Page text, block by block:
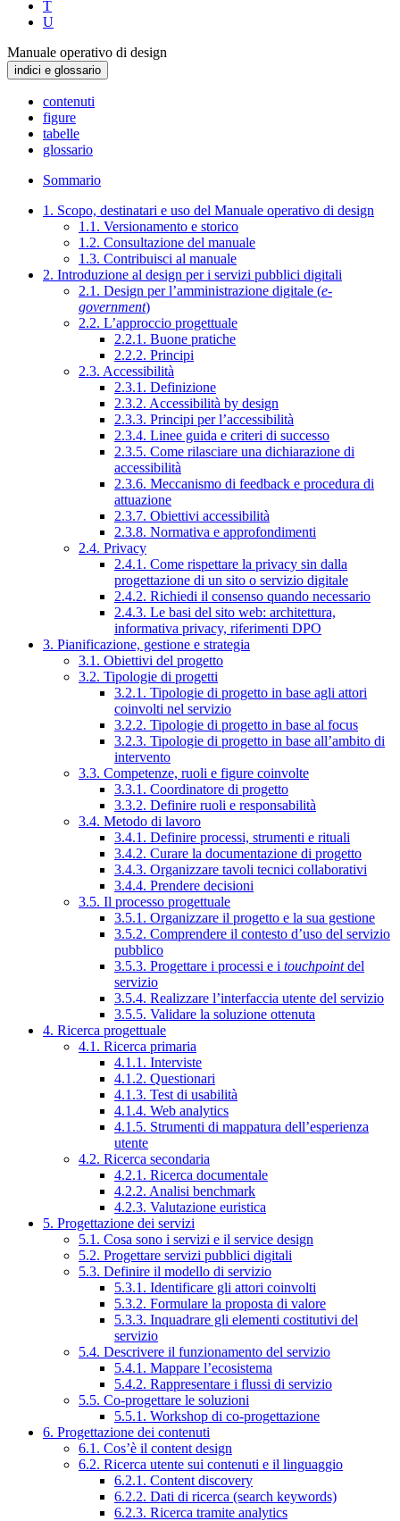
T
U
Manuale operativo di design
indici e glossario
contenuti
figure
tabelle
glossario
Sommario
1. Scopo, destinatari e uso del Manuale operativo di design
1.1. Versionamento e storico
1.2. Consultazione del manuale
1.3. Contribuisci al manuale
2. Introduzione al design per i servizi pubblici digitali
2.1. Design per l’amministrazione digitale (e-
government)
2.2. L’approccio progettuale
2.2.1. Buone pratiche
2.2.2. Principi
2.3. Accessibilità
2.3.1. Definizione
2.3.2. Accessibilità by design
2.3.3. Principi per l’accessibilità
2.3.4. Linee guida e criteri di successo
2.3.5. Come rilasciare una dichiarazione di
accessibilità
2.3.6. Meccanismo di feedback e procedura di
attuazione
2.3.7. Obiettivi accessibilità
2.3.8. Normativa e approfondimenti
2.4. Privacy
2.4.1. Come rispettare la privacy sin dalla
progettazione di un sito o servizio digitale
2.4.2. Richiedi il consenso quando necessario
2.4.3. Le basi del sito web: architettura,
informativa privacy, riferimenti DPO
3. Pianificazione, gestione e strategia
3.1. Obiettivi del progetto
3.2. Tipologie di progetti
3.2.1. Tipologie di progetto in base agli attori
coinvolti nel servizio
3.2.2. Tipologie di progetto in base al focus
3.2.3. Tipologie di progetto in base all’ambito di
intervento
3.3. Competenze, ruoli e figure coinvolte
3.3.1. Coordinatore di progetto
3.3.2. Definire ruoli e responsabilità
3.4. Metodo di lavoro
3.4.1. Definire processi, strumenti e rituali
3.4.2. Curare la documentazione di progetto
3.4.3. Organizzare tavoli tecnici collaborativi
3.4.4. Prendere decisioni
3.5. Il processo progettuale
3.5.1. Organizzare il progetto e la sua gestione
3.5.2. Comprendere il contesto d’uso del servizio
pubblico
3.5.3. Progettare i processi e i touchpointdel
servizio
3.5.4. Realizzare l’interfaccia utente del servizio
3.5.5. Validare la soluzione ottenuta
4. Ricerca progettuale
4.1. Ricerca primaria
4.1.1. Interviste
4.1.2. Questionari
4.1.3. Test di usabilità
4.1.4. Web analytics
4.1.5. Strumenti di mappatura dell’esperienza
utente
4.2. Ricerca secondaria
4.2.1. Ricerca documentale
4.2.2. Analisi benchmark
4.2.3. Valutazione euristica
5. Progettazione dei servizi
5.1. Cosa sono i servizi e il service design
5.2. Progettare servizi pubblici digitali
5.3. Definire il modello di servizio
5.3.1. Identificare gli attori coinvolti
5.3.2. Formulare la proposta di valore
5.3.3. Inquadrare gli elementi costitutivi del
servizio
5.4. Descrivere il funzionamento del servizio
5.4.1. Mappare l’ecosistema
5.4.2. Rappresentare i flussi di servizio
5.5. Co-progettare le soluzioni
5.5.1. Workshop di co-progettazione
6. Progettazione dei contenuti
6.1. Cos’è il content design
6.2. Ricerca utente sui contenuti e il linguaggio
6.2.1. Content discovery
6.2.2. Dati di ricerca (search keywords)
6.2.3. Ricerca tramite analytics